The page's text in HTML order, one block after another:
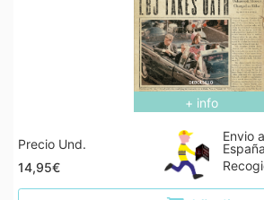
+ info
Precio Und.
14,95€
Envio